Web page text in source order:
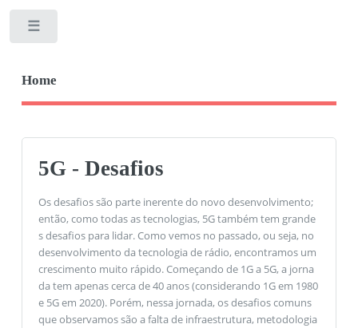
Home
5G - Desafios
Os desafios são parte inerente do novo desenvolvimento;
então, como todas as tecnologias, 5G também tem grande
s desafios para lidar. Como vemos no passado, ou seja, no
desenvolvimento da tecnologia de rádio, encontramos um
crescimento muito rápido. Começando de 1G a 5G, a jorna
da tem apenas cerca de 40 anos (considerando 1G em 1980
e 5G em 2020). Porém, nessa jornada, os desafios comuns
que observamos são a falta de infraestrutura, metodologia